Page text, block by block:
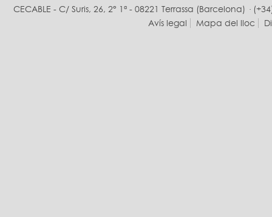
CECABLE - C/ Suris, 26, 2° 1ª - 08221 Terrassa (Barcelona) ·
Avís legal
Mapa del lloc